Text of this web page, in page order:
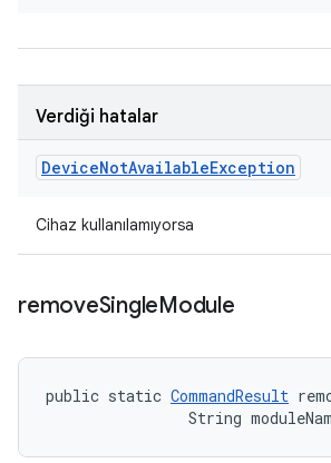
Verdiği hatalar
DeviceNotAvailableException
Cihaz kullanılamıyorsa
removeSingleModule
public static CommandResult
String